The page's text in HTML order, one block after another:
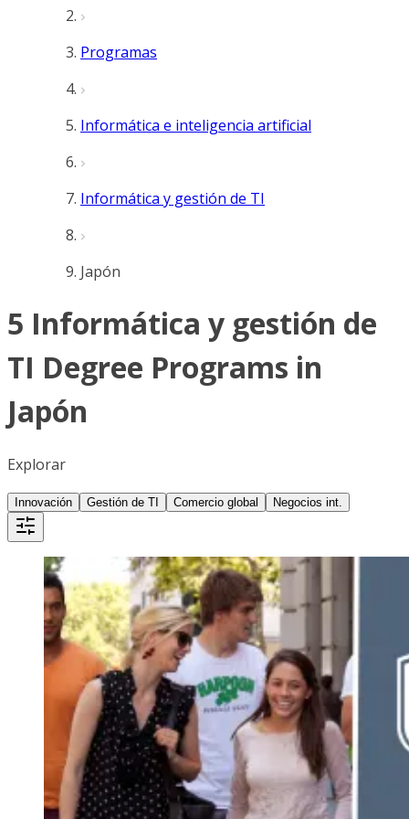
Programas
Informática e inteligencia artificial
Informática y gestión de TI
Japón
5 Informática y gestión de
TI Degree Programs in
Japón
Explorar
Innovación Gestión de TI Comercio global Negocios int.